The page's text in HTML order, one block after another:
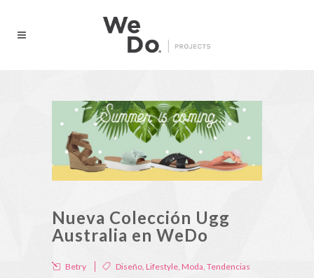
Nueva Colección Ugg
Australia en WeDo
Betry Diseño Lifestyle Moda Tendencias